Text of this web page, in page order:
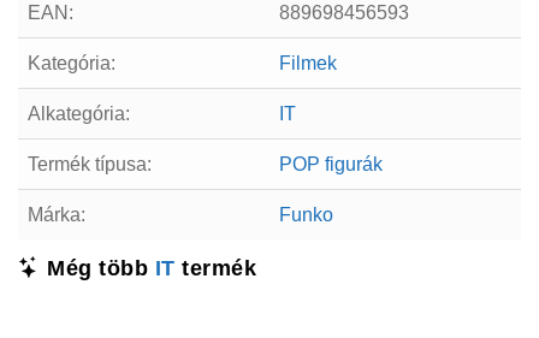
EAN: 889698456593
Kategória: Filmek
Alkategória: IT
Termék típusa: POP figurák
Márka: Funko
Még több IT termék